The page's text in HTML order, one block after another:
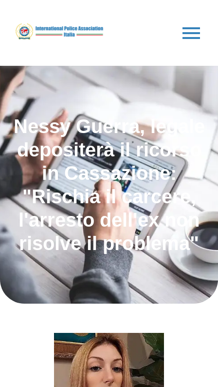
Nessy Guerra, legale
depositerà il ricorso
in Cassazione:
"Rischia il carcere,
l'arresto dell'ex non
risolve il problema"